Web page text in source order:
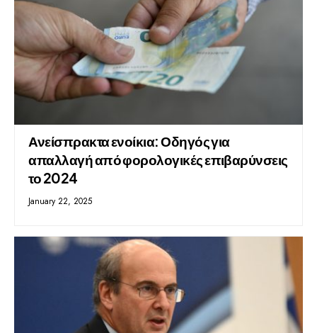
Ανείσπρακτα ενοίκια: Οδηγός για
απαλλαγή από φορολογικές επιβαρύνσεις
το 2024
January 22, 2025